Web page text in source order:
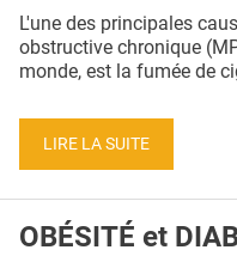
L'une des principales
obstructive chronique
monde, est la fumée de
LIRE LA SUITE
OBÉSITÉ et